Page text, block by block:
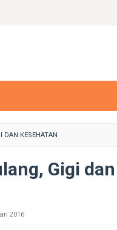
DAN KESEHATAN
Gigi dan
2016